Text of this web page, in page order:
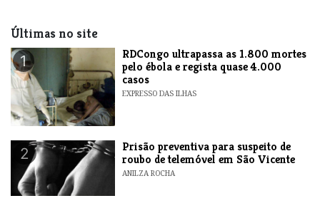
Últimas no site
1
RDCongo ultrapassa as 1.800 mortes
pelo ébola e regista quase 4.000
casos
EXPRESSO DAS ILHAS
2
Prisão preventiva para suspeito de
roubo de telemóvel em São Vicente
ANILZA ROCHA